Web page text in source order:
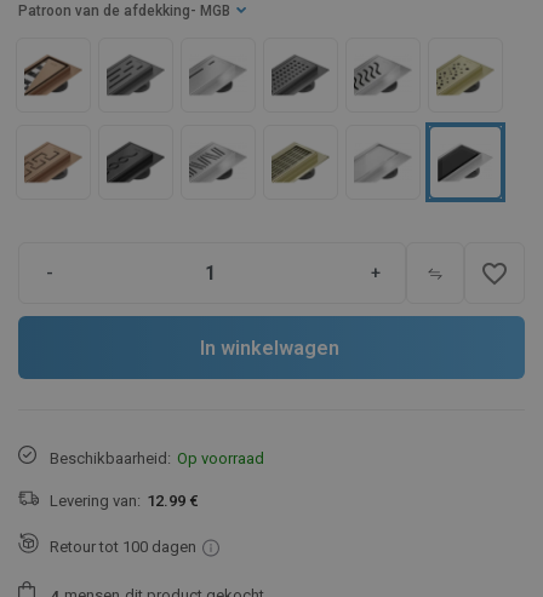
Patroon van de afdekking - MGB
- + favorite_border
In winkelwagen
Beschikbaarheid: Op voorraad
Levering van: 12.99 €
Retour tot 100 dagen